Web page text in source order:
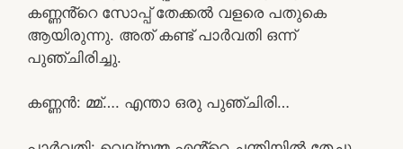
കണ്ണൻ്റെ സോപ്പ് തേക്കൽ വളരെ പതുകെ
ആയിരുന്നു. അത് കണ്ട് പാർവതി ഒന്ന്
പുഞ്ചിരിച്ചു.
കണ്ണൻ: മ്മ്…. എന്താ ഒരു പുഞ്ചിരി…